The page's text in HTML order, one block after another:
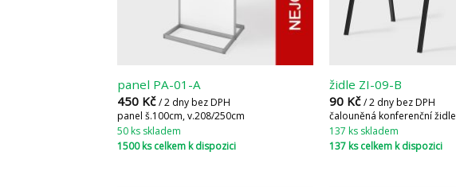
panel PA-01-A
450 Kč / 2 dny bez DPH
panel š.100cm, v.208/250cm
50 ks skladem
1500 ks celkem k dispozici
židle ZI-09-B
90 Kč / 2 dny bez DPH
čalouněná konferenční židle
137 ks skladem
137 ks celkem k dispozici